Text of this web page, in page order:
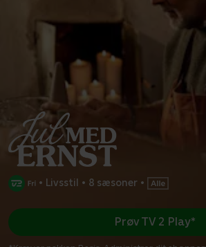
• Livsstil • 8 sæsoner •
Prøv TV 2 Play*